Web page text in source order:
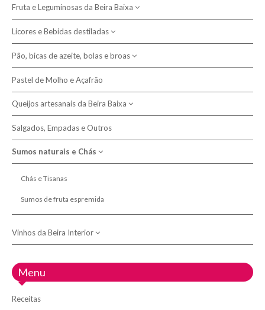
Miguel Saraiva
Ricardo Grilo
Mantas ecológicas
Gorros
Chouriças e Paios
Farinheiras
Morcelas
Presuntos
Fruta e Leguminosas da Beira Baixa
Cerejas e outras frutas
Leguminosas regionais
Licores e Bebidas destiladas
Aguardentes, Gins e outros destilados
Licores
Pão, bicas de azeite, bolas e broas
Bicas de azeite
Bolas
Broas
Pastel de Molho e Açafrão
Queijos artesanais da Beira Baixa
Queijeiras e Tábuas
Queijo Picante e Queimoso
Queijos de mistura de leite
Salgados, Empadas e Outros
Sumos naturais e Chás
Chás e Tisanas
Sumos de fruta espremida
Vinhos da Beira Interior
Adega do Fundão
Adega Vinolive
Menu
Receitas